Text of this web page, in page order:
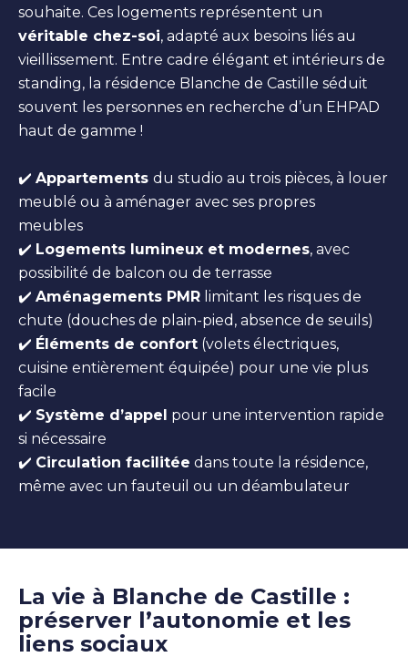
souhaite. Ces logements représentent un
véritable chez-soi, adapté aux besoins liés au
vieillissement. Entre cadre élégant et intérieurs de
standing, la résidence Blanche de Castille séduit
souvent les personnes en recherche d’un EHPAD
haut de gamme !
✔️ Appartements du studio au trois pièces, à louer
meublé ou à aménager avec ses propres
meubles
✔️ Logements lumineux et modernes, avec
possibilité de balcon ou de terrasse
✔️ Aménagements PMR limitant les risques de
chute (douches de plain-pied, absence de seuils)
✔️ Éléments de confort (volets électriques,
cuisine entièrement équipée) pour une vie plus
facile
✔️ Système d’appel pour une intervention rapide
si nécessaire
✔️ Circulation facilitée dans toute la résidence,
même avec un fauteuil ou un déambulateur
La vie à Blanche de Castille :
préserver l’autonomie et les
liens sociaux